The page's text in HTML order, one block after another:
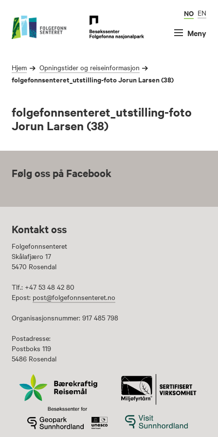
NO EN
Meny
Hjem Opningstider og reiseinformasjon
folgefonnsenteret_utstilling-foto Jorun Larsen (38)
folgefonnsenteret_utstilling-foto
Jorun Larsen (38)
Følg oss på Facebook
Kontakt oss
Folgefonnsenteret
Skålafjæro 17
5470 Rosendal
Tlf.: +47 53 48 42 80
Epost: post@folgefonnsenteret.no
Organisasjonsnummer: 917 485 798
Postadresse:
Postboks 119
5486 Rosendal